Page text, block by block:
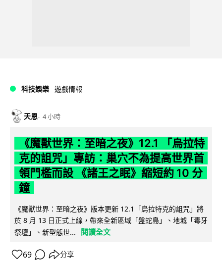
科技娛樂 遊戲情報
天恩 4 小時
《魔獸世界：至暗之夜》12.1 「烏拉特
克的詛咒」專訪：巢穴不為提高世界首
領門檻而設 《諸王之眠》縮短約 10 分
鐘
《魔獸世界：至暗之夜》版本更新 12.1「烏拉特克的詛咒」將
於 8 月 13 日正式上線，帶來全新區域「盤蛇島」、地城「毒牙
祭壇」、新型態世...
閱讀全文
69 分享